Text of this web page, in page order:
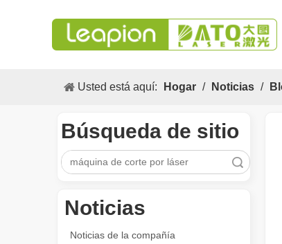
Usted está aquí: Hogar / Noticias /
Búsqueda de sitio
Búsqueda
Noticias
Noticias de la compañía
Las versátiles Aplicacion S y las características